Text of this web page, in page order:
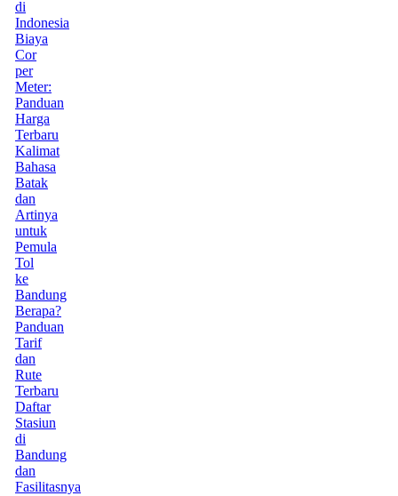
di
Indonesia
Biaya
Cor
per
Meter:
Panduan
Harga
Terbaru
Kalimat
Bahasa
Batak
dan
Artinya
untuk
Pemula
Tol
ke
Bandung
Berapa?
Panduan
Tarif
dan
Rute
Terbaru
Daftar
Stasiun
di
Bandung
dan
Fasilitasnya